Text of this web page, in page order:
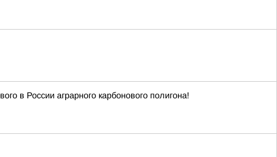
в России аграрного карбонового полигона!